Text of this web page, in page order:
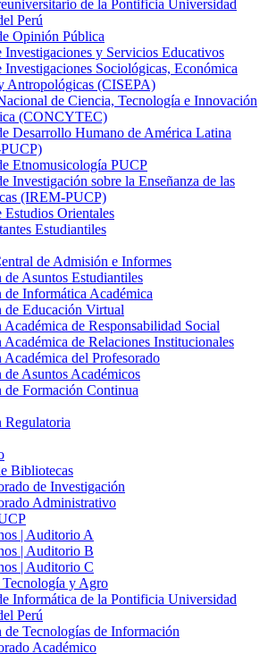
de la Pontificia Universidad
Perú
Opinión Pública
Investigaciones y Servicios Educativos
Investigaciones Sociológicas, Económica
Antropológicas (CISEPA)
de Ciencia, Tecnología e Innovación
(CONCYTEC)
Desarrollo Humano de América Latina
Etnomusicología PUCP
Investigación sobre la Enseñanza de las
(IREM-PUCP)
Estudios Orientales
Estudiantiles
de Admisión e Informes
Asuntos Estudiantiles
Informática Académica
de Educación Virtual
de Responsabilidad Social
de Relaciones Institucionales
del Profesorado
Asuntos Académicos
de Formación Continua
Regulatoria
Bibliotecas
de Investigación
Administrativo
| Auditorio A
| Auditorio B
| Auditorio C
y Agro
Informática de la Pontificia Universidad
Perú
Tecnologías de Información
Académico